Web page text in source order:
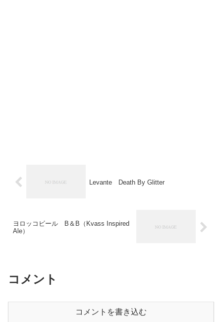
Levante Death By Glitter
ヨロッコビール B＆B（Kvass Inspired
Ale）
コメント
コメントを書き込む